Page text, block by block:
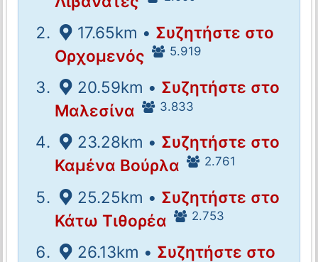
17.65km • Συζητήστε στο
Ορχομενός
5.919
20.59km • Συζητήστε στο
Μαλεσίνα
3.833
23.28km • Συζητήστε στο
Καμένα Βούρλα
2.761
25.25km • Συζητήστε στο
Κάτω Τιθορέα
2.753
26.13km • Συζητήστε στο